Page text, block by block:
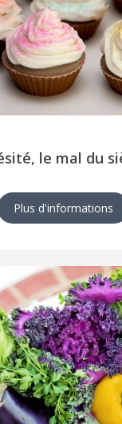
le mal du
Plus d'informations